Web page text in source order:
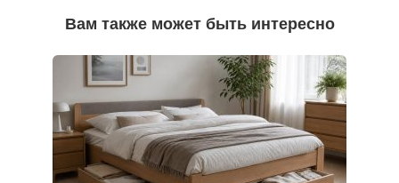
Вам также может быть интересно